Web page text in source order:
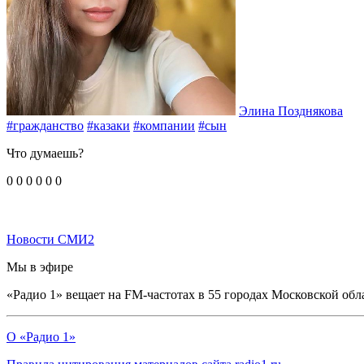
Элина Позднякова
#гражданство #казаки #компании #сын
Что думаешь?
0 0 0 0 0 0
Новости СМИ2
Мы в эфире
«Радио 1» вещает на FM-частотах в 55 городах Московской
О «Радио 1»